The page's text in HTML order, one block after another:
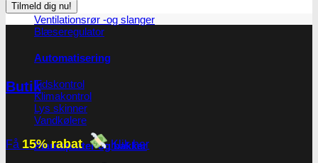
Blæsere
Ventilationsrør -og slanger
Blæseregulator
Automatisering
Tidskontrol
Klimakontrol
Lys skinner
Vandkølere
Plantepotter og bakker
Butik
Få 15% rabat Klik her